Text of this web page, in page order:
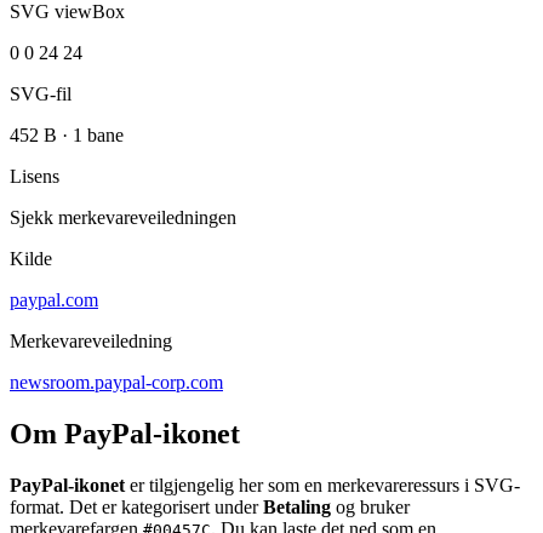
SVG viewBox
0 0 24 24
SVG-fil
452 B · 1 bane
Lisens
Sjekk merkevareveiledningen
Kilde
paypal.com
Merkevareveiledning
newsroom.paypal-corp.com
Om PayPal-ikonet
PayPal-ikonet er tilgjengelig her som en merkevareressurs i SVG-
format. Det er kategorisert underBetaling og bruker